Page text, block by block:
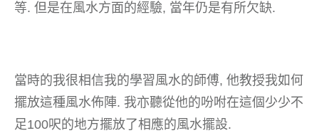
等. 但是在風水方面的經驗, 當年仍是有所欠缺.
當時的我很相信我的學習風水的師傅, 他教授我如何
擺放這種風水佈陣. 我亦聽從他的吩咐在這個少少不
足100呎的地方擺放了相應的風水擺設.